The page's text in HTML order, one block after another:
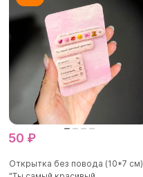
50 ₽
Открытка без повода (10*7 см)